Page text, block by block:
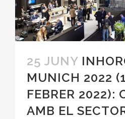
25 JUNY
MUNICH 2022
FEBRER 2022):
AMB EL